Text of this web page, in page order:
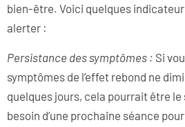
bien-être. Voici quelques
alerter :
Persistance des symptômes : Si
symptômes de l’effet rebond ne
quelques jours, cela pourrait être le
besoin d’une prochaine séance